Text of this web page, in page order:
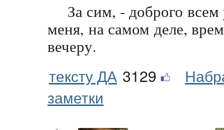
За сим, - доброго
меня, на самом деле,
вечеру.
тексту ДА 3129
заметки